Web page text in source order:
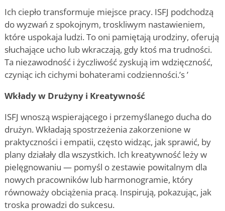
Ich ciepło transformuje miejsce pracy. ISFJ podchodzą
do wyzwań z spokojnym, troskliwym nastawieniem,
które uspokaja ludzi. To oni pamiętają urodziny, oferują
słuchające ucho lub wkraczają, gdy ktoś ma trudności.
Ta niezawodność i życzliwość zyskują im wdzięczność,
czyniąc ich cichymi bohaterami codzienności.’s’
Wkłady w Drużyny i Kreatywność
ISFJ wnoszą wspierającego i przemyślanego ducha do
drużyn. Wkładają spostrzeżenia zakorzenione w
praktyczności i empatii, często widząc, jak sprawić, by
plany działały dla wszystkich. Ich kreatywność leży w
pielęgnowaniu — pomyśl o zestawie powitalnym dla
nowych pracowników lub harmonogramie, który
równoważy obciążenia pracą. Inspirują, pokazując, jak
troska prowadzi do sukcesu.